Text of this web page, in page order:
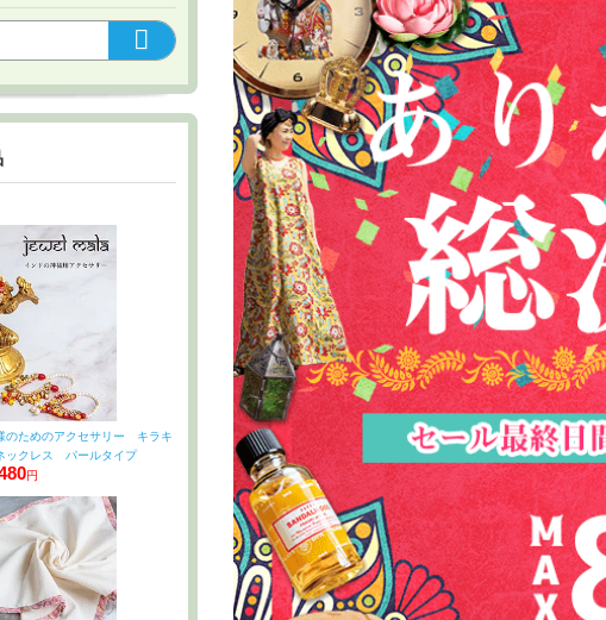
ためのアクセサリー キラキ
ックレス パールタイプ
円